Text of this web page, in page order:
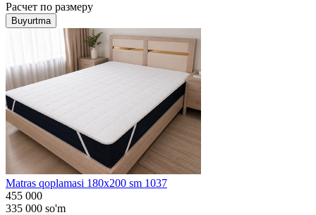
Расчет по размеру
Buyurtma
Matras qoplamasi 180x200 sm 1037
455 000
335 000 so'm